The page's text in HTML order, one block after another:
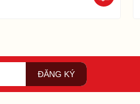
ĐĂNG KÝ